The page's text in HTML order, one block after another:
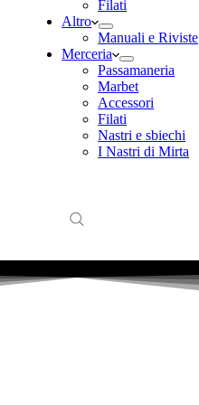
Filati
Altro
Manuali e Riviste
Merceria
Passamaneria
Marbet
Accessori
Filati
Nastri e sbiechi
I Nastri di Mirta